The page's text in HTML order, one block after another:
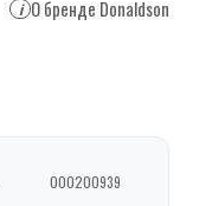
i О бренде Donaldson
000200939